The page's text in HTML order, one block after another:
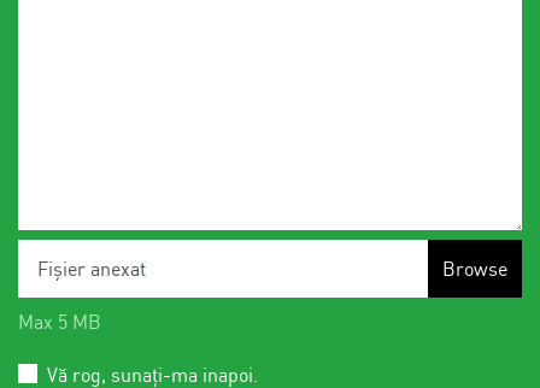
Fișier anexat
Max 5 MB
Vă rog, sunați-ma inapoi.